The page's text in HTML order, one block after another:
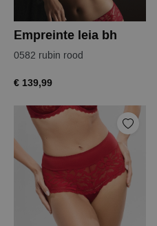
Empreinte leia bh
0582 rubin rood
€ 139,99